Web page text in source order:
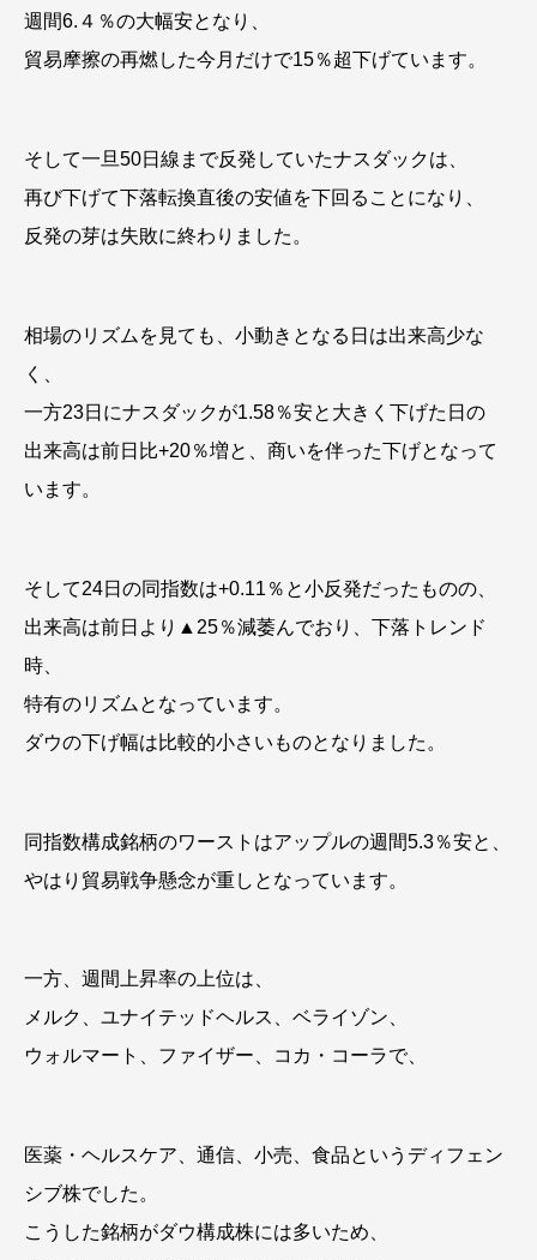
週間6.４％の大幅安となり、
貿易摩擦の再燃した今月だけで15％超下げています。
そして一旦50日線まで反発していたナスダックは、
再び下げて下落転換直後の安値を下回ることになり、
反発の芽は失敗に終わりました。
相場のリズムを見ても、小動きとなる日は出来高少な
く、
一方23日にナスダックが1.58％安と大きく下げた日の
出来高は前日比+20％増と、商いを伴った下げとなって
います。
そして24日の同指数は+0.11％と小反発だったものの、
出来高は前日より▲25％減萎んでおり、下落トレンド
時、
特有のリズムとなっています。
ダウの下げ幅は比較的小さいものとなりました。
同指数構成銘柄のワーストはアップルの週間5.3％安と、
やはり貿易戦争懸念が重しとなっています。
一方、週間上昇率の上位は、
メルク、ユナイテッドヘルス、ベライゾン、
ウォルマート、ファイザー、コカ・コーラで、
医薬・ヘルスケア、通信、小売、食品というディフェン
シブ株でした。
こうした銘柄がダウ構成株には多いため、